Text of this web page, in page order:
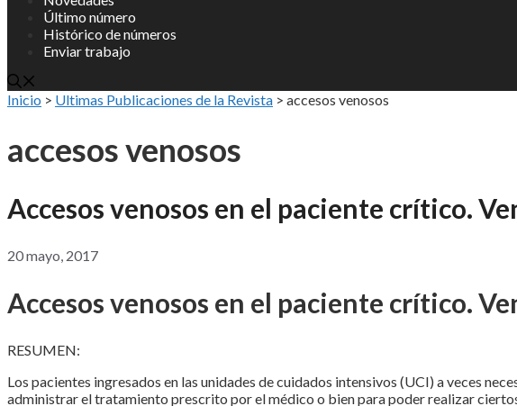
Último número
Histórico de números
Enviar trabajo
Inicio > Ultimas Publicaciones de la Revista > accesos venosos
accesos venosos
Accesos venosos en el paciente crítico.
20 mayo, 2017
Accesos venosos en el paciente crítico.
RESUMEN:
Los pacientes ingresados en las unidades de cuidados intensivos (UCI) a veces
administrar el tratamiento prescrito por el médico o bien para poder realizar